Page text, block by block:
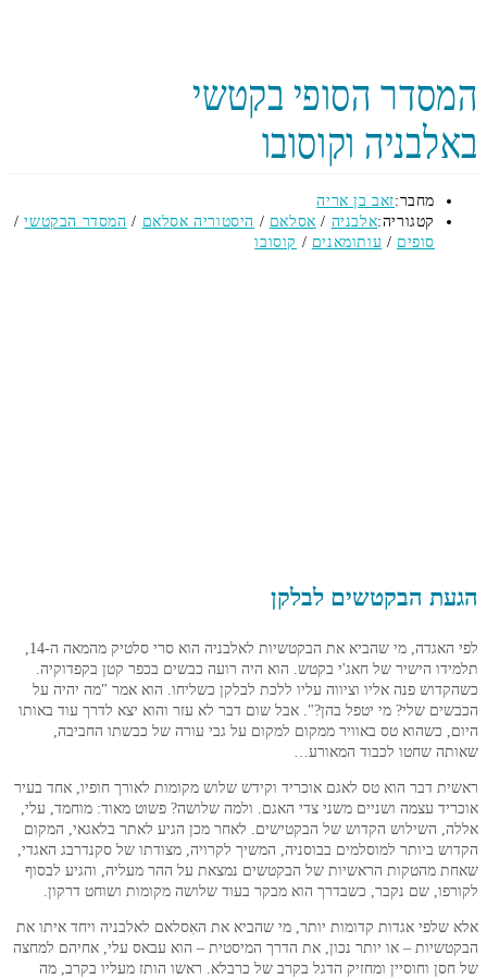
הסופי בקטשי
וקוסובו
מחבר:זאב בן אריה
קטגוריה:אלבניה / אסלאם / היסטוריה אסלאם / המסדר הבקטשי /
/ עותומאנים / קוסובו
הבקטשים לבלקן
לפי האגדה, מי שהביא את הבקטשיות לאלבניה הוא סרי סלטיק מהמאה ה-14,
הישיר של חאג'י בקטש. הוא היה רועה כבשים בכפר קטן בקפדוקיה.
פנה אליו וציווה עליו ללכת לבלקן כשליחו. הוא אמר "מה יהיה על
שלי? מי יטפל בהן?". אבל שום דבר לא עזר והוא יצא לדרך עוד באותו
כשהוא טס באוויר ממקום למקום על גבי עורה של כבשתו החביבה,
שחטו לכבוד המאורע…
דבר הוא טס לאגם אוכריד וקידש שלוש מקומות לאורך חופיו, אחד בעיר
עצמה ושניים משני צדי האגם. ולמה שלושה? פשוט מאוד: מוחמד, עלי,
השילוש הקדוש של הבקטישים. לאחר מכן הגיע לאתר בלאגאי, המקום
ביותר למוסלמים בבוסניה, המשיך לקרויה, מצודתו של סקנדרבג האגדי,
מהטקות הראשיות של הבקטשים נמצאת על ההר מעליה, והגיע לבסוף
שם נקבר, כשבדרך הוא מבקר בעוד שלושה מקומות ושוחט דרקון.
אגדות קדומות יותר, מי שהביא את האִסלאם לאלבניה ויחד איתו את
– או יותר נכון, את הדרך המיסטית – הוא עבאס עלי, אחיהם למחצה
וחוסיין ומחזיק הדגל בקרב של כרבלא. ראשו הותז מעליו בקרב, מה